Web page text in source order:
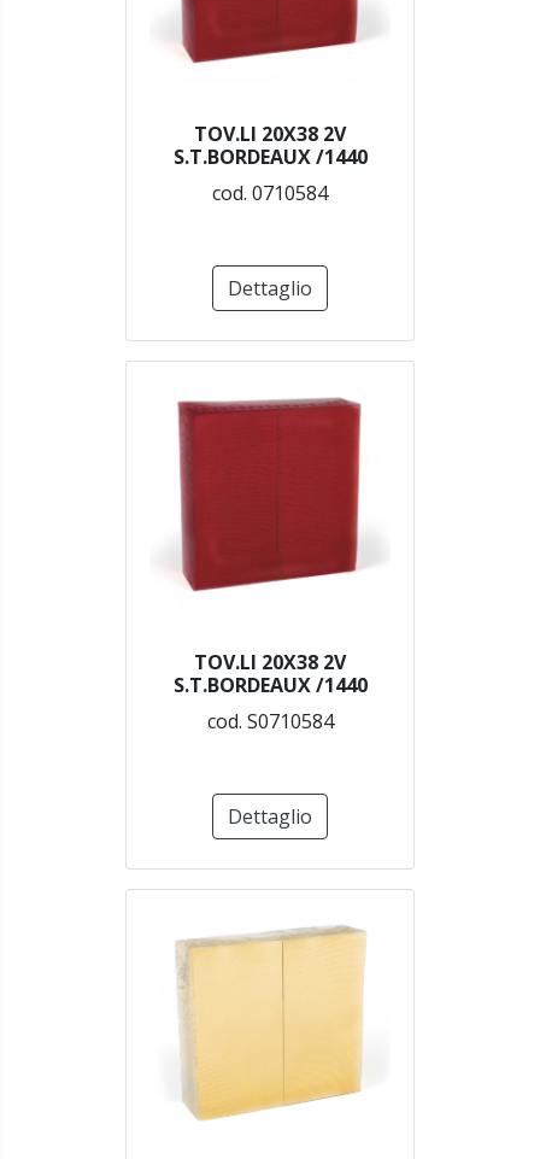
TOV.LI 20X38 2V
S.T.BORDEAUX /1440
cod. 0710584
Dettaglio
TOV.LI 20X38 2V
S.T.BORDEAUX /1440
cod. S0710584
Dettaglio